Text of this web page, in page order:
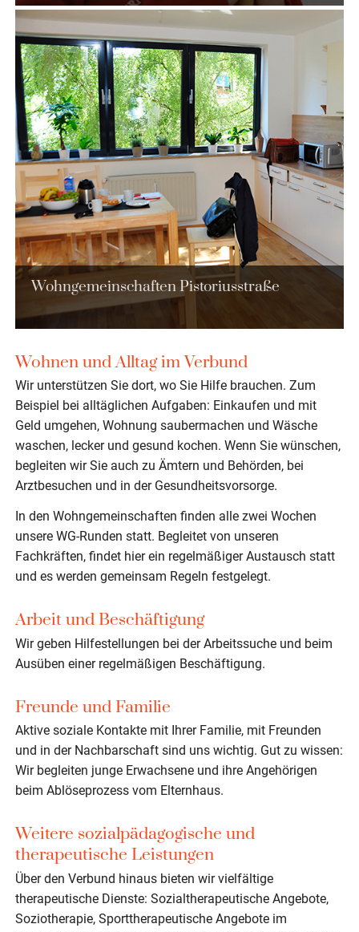
Wohngemeinschaften Pistoriusstraße
Wohnen und Alltag im Verbund
Wir unterstützen Sie dort, wo Sie Hilfe brauchen. Zum
Beispiel bei alltäglichen Aufgaben: Einkaufen und mit
Geld umgehen, Wohnung saubermachen und Wäsche
waschen, lecker und gesund kochen. Wenn Sie wünschen,
begleiten wir Sie auch zu Ämtern und Behörden, bei
Arztbesuchen und in der Gesundheitsvorsorge.
In den Wohngemeinschaften finden alle zwei Wochen
unsere WG-Runden statt. Begleitet von unseren
Fachkräften, findet hier ein regelmäßiger Austausch statt
und es werden gemeinsam Regeln festgelegt.
Arbeit und Beschäftigung
Wir geben Hilfestellungen bei der Arbeitssuche und beim
Ausüben einer regelmäßigen Beschäftigung.
Freunde und Familie
Aktive soziale Kontakte mit Ihrer Familie, mit Freunden
und in der Nachbarschaft sind uns wichtig. Gut zu wissen:
Wir begleiten junge Erwachsene und ihre Angehörigen
beim Ablöseprozess vom Elternhaus.
Weitere sozialpädagogische und
therapeutische Leistungen
Über den Verbund hinaus bieten wir vielfältige
therapeutische Dienste: Sozialtherapeutische Angebote,
Soziotherapie, Sporttherapeutische Angebote im